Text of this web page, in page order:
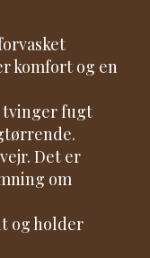
komfort og en
tvinger fugt
Det er
om
og holder